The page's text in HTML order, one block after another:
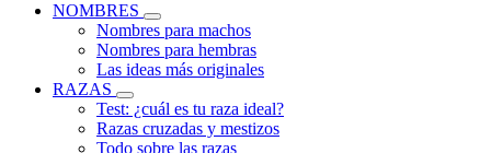
NOMBRES
Nombres para machos
Nombres para hembras
Las ideas más originales
RAZAS
Test: ¿cuál es tu raza ideal?
Razas cruzadas y mestizos
Todo sobre las razas